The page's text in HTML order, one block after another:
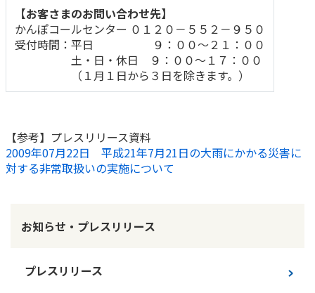
お問い合わせ
ラジオ体操・みんなの体操
ラジオ体操ポータルサイト
お客さまの声／お客さまサービス向上の取組み
【お客さまのお問い合わせ先】
かんぽコールセンター ０１２０－５５２－９５０
受付時間：平日 ９：００～２１：００
土・日・休日 ９：００～１７：００
（１月１日から３日を除きます。）
【参考】プレスリリース資料
2009年07月22日 平成21年7月21日の大雨にかかる災害に
対する非常取扱いの実施について
お知らせ・プレスリリース
プレスリリース